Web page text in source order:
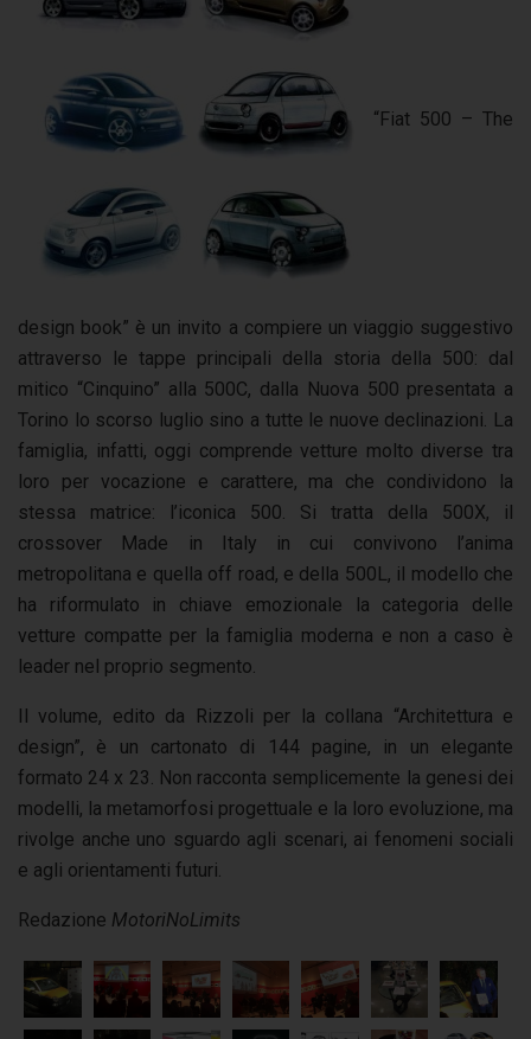
“Fiat 500 – The
design book” è un invito a compiere un viaggio suggestivo
attraverso le tappe principali della storia della 500: dal
mitico “Cinquino” alla 500C, dalla Nuova 500 presentata a
Torino lo scorso luglio sino a tutte le nuove declinazioni. La
famiglia, infatti, oggi comprende vetture molto diverse tra
loro per vocazione e carattere, ma che condividono la
stessa matrice: l’iconica 500. Si tratta della 500X, il
crossover Made in Italy in cui convivono l’anima
metropolitana e quella off road, e della 500L, il modello che
ha riformulato in chiave emozionale la categoria delle
vetture compatte per la famiglia moderna e non a caso è
leader nel proprio segmento.
Il volume, edito da Rizzoli per la collana “Architettura e
design”, è un cartonato di 144 pagine, in un elegante
formato 24 x 23. Non racconta semplicemente la genesi dei
modelli, la metamorfosi progettuale e la loro evoluzione, ma
rivolge anche uno sguardo agli scenari, ai fenomeni sociali
e agli orientamenti futuri.
Redazione MotoriNoLimits